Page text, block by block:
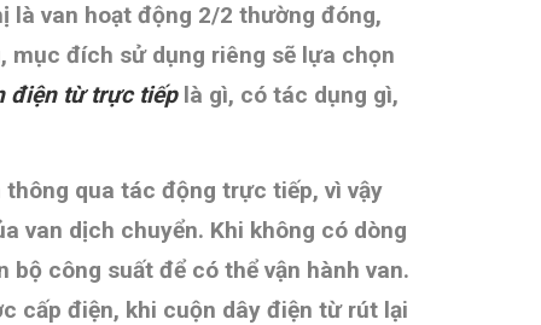
là van hoạt động 2/2 thường đóng,
mục đích sử dụng riêng sẽ lựa chọn
điện từ trực tiếplà gì, có tác dụng gì,
qua tác động trực tiếp, vì vậy
van dịch chuyển. Khi không có dòng
công suất để có thể vận hành van.
cấp điện, khi cuộn dây điện từ rút lại